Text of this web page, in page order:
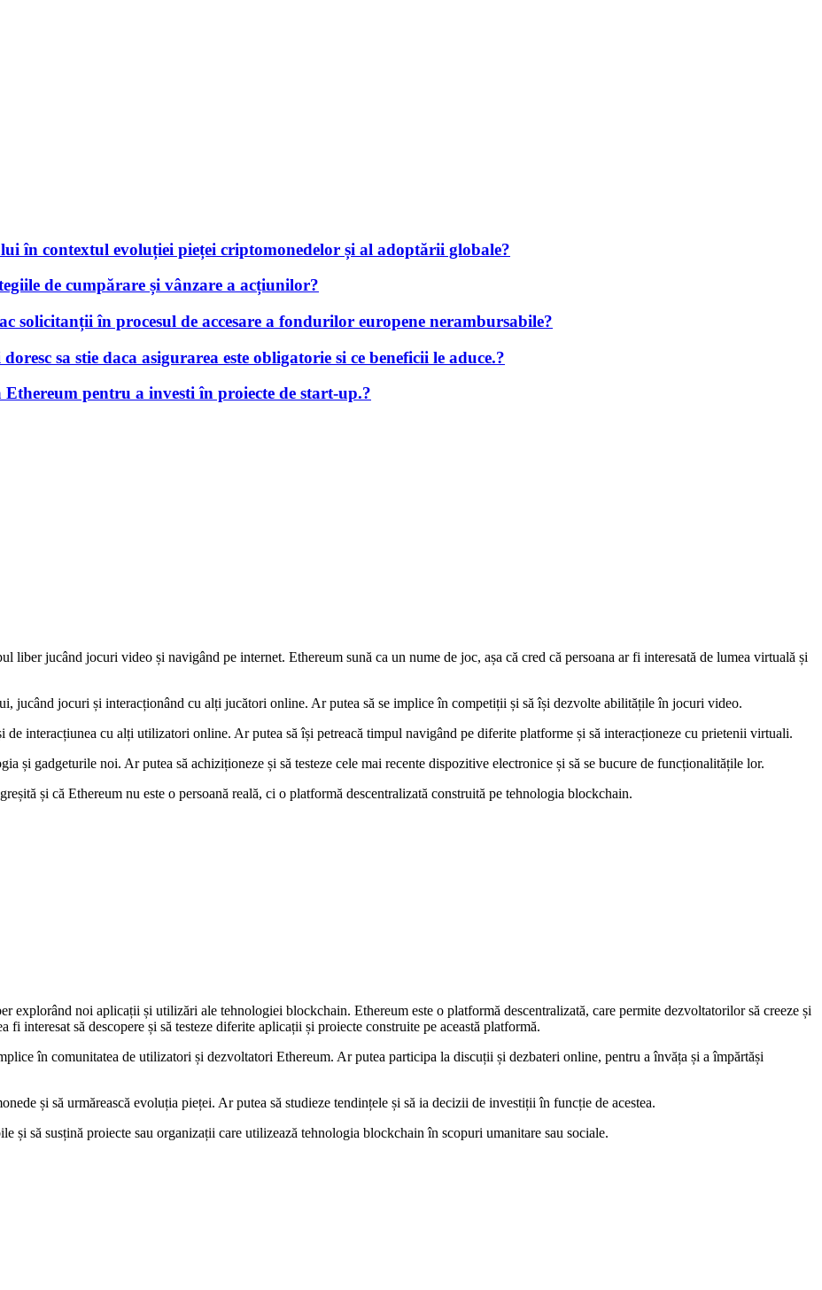
în contextul evoluției pieței criptomonedelor și al adoptării globale?
de cumpărare și vânzare a acțiunilor?
solicitanții în procesul de accesare a fondurilor europene nerambursabile?
sa stie daca asigurarea este obligatorie si ce beneficii le aduce.?
pentru a investi în proiecte de start-up.?
liber jucând jocuri video și navigând pe internet. Ethereum sună ca un nume de joc, așa că cred că persoana ar fi interesată de lumea virtuală și
jucând jocuri și interacționând cu alți jucători online. Ar putea să se implice în competiții și să își dezvolte abilitățile în jocuri video.
de interacțiunea cu alți utilizatori online. Ar putea să își petreacă timpul navigând pe diferite platforme și să interacționeze cu prietenii virtuali.
și gadgeturile noi. Ar putea să achiziționeze și să testeze cele mai recente dispozitive electronice și să se bucure de funcționalitățile lor.
și că Ethereum nu este o persoană reală, ci o platformă descentralizată construită pe tehnologia blockchain.
explorând noi aplicații și utilizări ale tehnologiei blockchain. Ethereum este o platformă descentralizată, care permite dezvoltatorilor să creeze și
fi interesat să descopere și să testeze diferite aplicații și proiecte construite pe această platformă.
în comunitatea de utilizatori și dezvoltatori Ethereum. Ar putea participa la discuții și dezbateri online, pentru a învăța și a împărtăși
și să urmărească evoluția pieței. Ar putea să studieze tendințele și să ia decizii de investiții în funcție de acestea.
și să susțină proiecte sau organizații care utilizează tehnologia blockchain în scopuri umanitare sau sociale.